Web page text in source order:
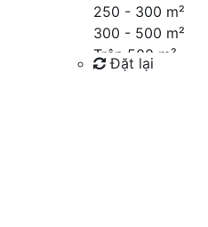
250 - 300 m²
300 - 500 m²
Trên 500 m²
Đặt lại